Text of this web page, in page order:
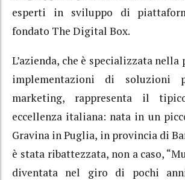
esperti in sviluppo di
fondato The Digital Box.
L’azienda, che è specializzata
implementazioni di soluzioni
marketing, rappresenta il
eccellenza italiana: nata in un
Gravina in Puglia, in provincia di
è stata ribattezzata, non a caso,
diventata nel giro di pochi